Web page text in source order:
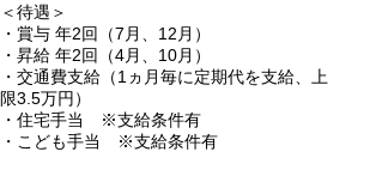
＜待遇＞
・賞与 年2回（7月、12月）
・昇給 年2回（4月、10月）
・交通費支給（1ヵ月毎に定期代を支給、上
限3.5万円）
・住宅手当 ※支給条件有
・こども手当 ※支給条件有